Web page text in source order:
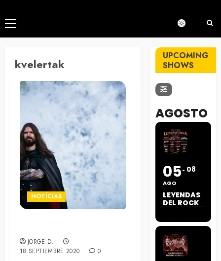
Menú
principal
kvelertak
NOTÍCIAS
JORGE D.
18 SEPTIEMBRE 2020
0
UPCOMING
SHOWS
AGOSTO
05
AGO
08
LEYENDAS
DEL ROCK